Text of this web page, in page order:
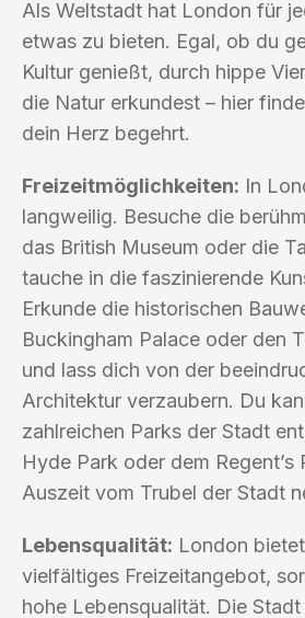
Als Weltstadt hat London für
etwas zu bieten. Egal, ob du
Kultur genießt, durch hippe
die Natur erkundest – hier
dein Herz begehrt.
Freizeitmöglichkeiten: In
langweilig. Besuche die
das British Museum oder die
tauche in die faszinierende
Erkunde die historischen
Buckingham Palace oder den
und lass dich von der
Architektur verzaubern. Du
zahlreichen Parks der Stadt
Hyde Park oder dem Regent’s
Auszeit vom Trubel der Stadt
Lebensqualität: London
vielfältiges Freizeitangebot,
hohe Lebensqualität. Die